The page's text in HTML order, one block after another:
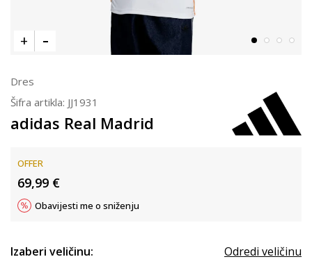
Dres
Šifra artikla: JJ1931
adidas Real Madrid
OFFER
69,99 €
Obavijesti me o sniženju
Izaberi veličinu: Odredi veličinu